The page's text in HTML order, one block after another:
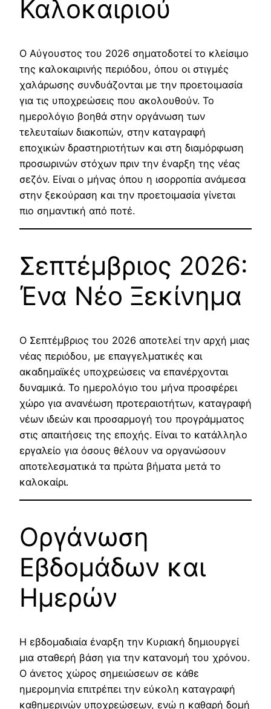
Καλοκαιριού
Ο Αύγουστος του 2026 σηματοδοτεί το κλείσιμο
της καλοκαιρινής περιόδου, όπου οι στιγμές
χαλάρωσης συνδυάζονται με την προετοιμασία
για τις υποχρεώσεις που ακολουθούν. Το
ημερολόγιο βοηθά στην οργάνωση των
τελευταίων διακοπών, στην καταγραφή
εποχικών δραστηριοτήτων και στη διαμόρφωση
προσωρινών στόχων πριν την έναρξη της νέας
σεζόν. Είναι ο μήνας όπου η ισορροπία ανάμεσα
στην ξεκούραση και την προετοιμασία γίνεται
πιο σημαντική από ποτέ.
Σεπτέμβριος 2026:
Ένα Νέο Ξεκίνημα
Ο Σεπτέμβριος του 2026 αποτελεί την αρχή μιας
νέας περιόδου, με επαγγελματικές και
ακαδημαϊκές υποχρεώσεις να επανέρχονται
δυναμικά. Το ημερολόγιο του μήνα προσφέρει
χώρο για ανανέωση προτεραιοτήτων, καταγραφή
νέων ιδεών και προσαρμογή του προγράμματος
στις απαιτήσεις της εποχής. Είναι το κατάλληλο
εργαλείο για όσους θέλουν να οργανώσουν
αποτελεσματικά τα πρώτα βήματα μετά το
καλοκαίρι.
Οργάνωση
Εβδομάδων και
Ημερών
Η εβδομαδιαία έναρξη την Κυριακή δημιουργεί
μια σταθερή βάση για την κατανομή του χρόνου.
Ο άνετος χώρος σημειώσεων σε κάθε
ημερομηνία επιτρέπει την εύκολη καταγραφή
καθημερινών υποχρεώσεων, ενώ η καθαρή δομή